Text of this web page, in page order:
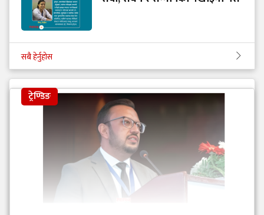
सबै हेर्नुहोस
ट्रेण्डिङ